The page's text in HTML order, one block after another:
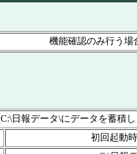
機能確認のみ行う場
C:\日報データ\にデータを蓄
初回起動